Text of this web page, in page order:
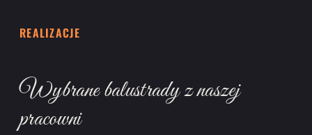
REALIZACJE
Wybrane balustrady z naszej
pracowni